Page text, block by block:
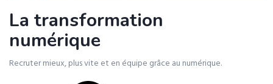
La transformation
numérique
Recruter mieux, plus vite et en équipe grâce au numérique.